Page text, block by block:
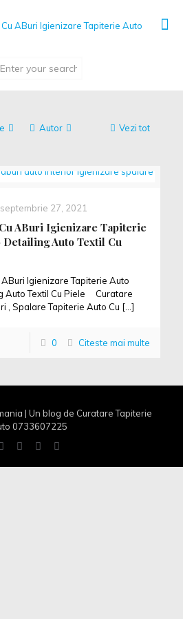
Autor Vezi tot
septembrie 27, 2021
ABuri Igienizare Tapiterie
Auto Textil Cu
Igienizare Tapiterie Auto
Auto Textil Cu Piele Curatare
, Spalare Tapiterie Auto Cu […]
0 Citeste mai multe
| Un blog de Curatare Tapiterie
0733607225